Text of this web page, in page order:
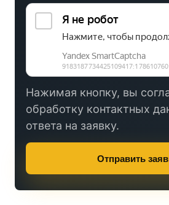
Нажимая кнопку, вы
обработку контактных
ответа на заявку.
Отправить